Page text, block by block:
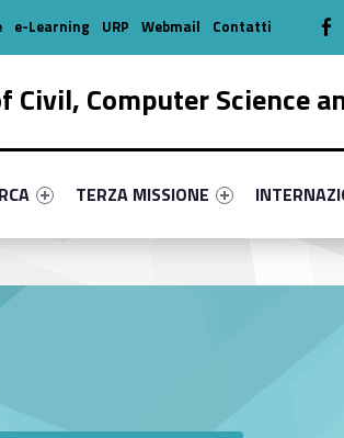
Civil, Computer Science
primary-77461-17
#link-menu-primary-85844-38
Link identifier #link-menu-primary-
TERZA MISSIONE
Link
e-Learning URP Webmail Contatti